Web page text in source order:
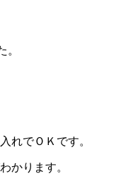
。
れでＯＫです。
かります。